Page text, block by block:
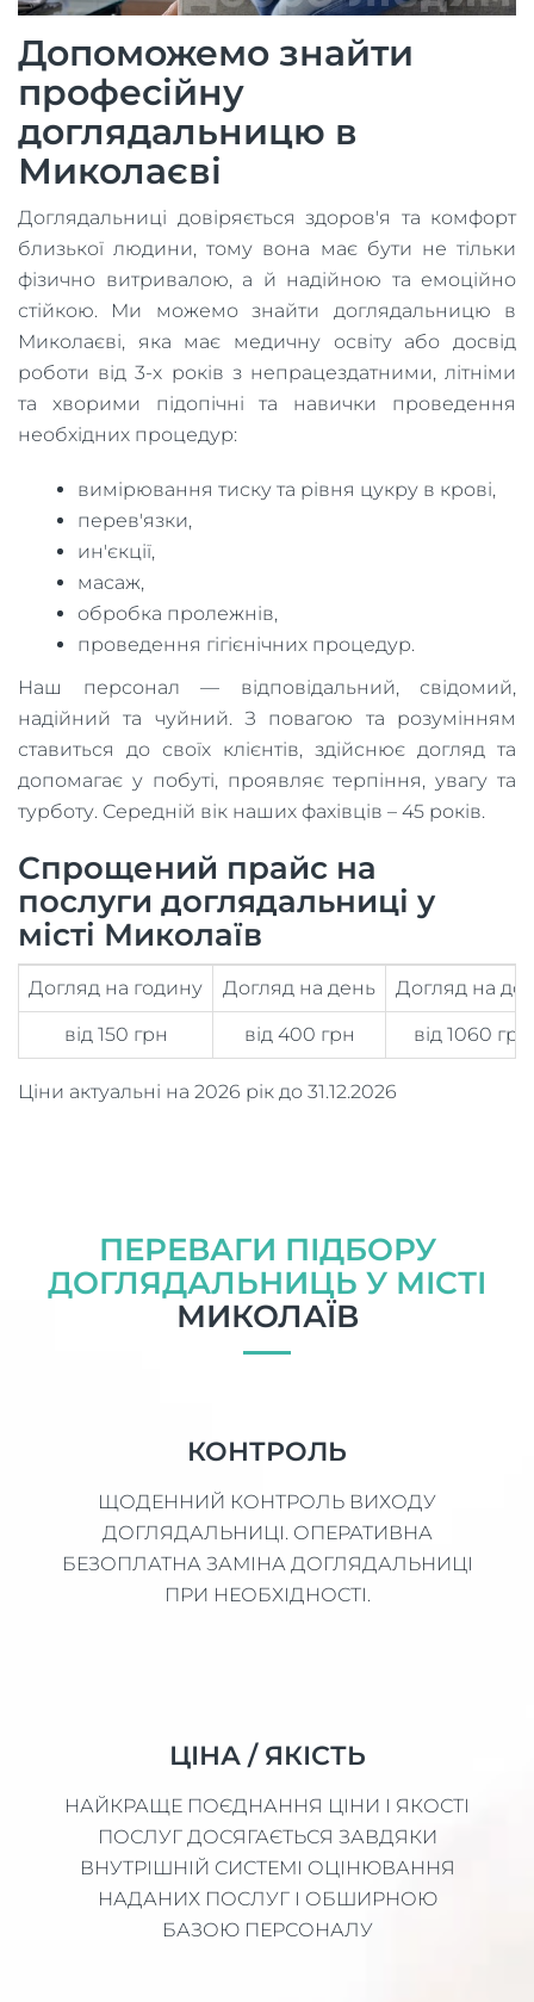
Допоможемо знайти
професійну
доглядальницю в
Миколаєві
Доглядальниці довіряється здоров'я та комфорт
близької людини, тому вона має бути не тільки
фізично витривалою, а й надійною та емоційно
стійкою. Ми можемо знайти доглядальницю в
Миколаєві, яка має медичну освіту або досвід
роботи від 3-х років з непрацездатними, літніми
та хворими підопічні та навички проведення
необхідних процедур:
вимірювання тиску та рівня цукру в крові,
перев'язки,
ин'єкції,
масаж,
обробка пролежнів,
проведення гігієнічних процедур.
Наш персонал — відповідальний, свідомий,
надійний та чуйний. З повагою та розумінням
ставиться до своїх клієнтів, здійснює догляд та
допомагає у побуті, проявляє терпіння, увагу та
турботу. Середній вік наших фахівців – 45 років.
Спрощений прайс на
послуги доглядальниці у
місті Миколаїв
Догляд на годину Догляд на день Догляд на
від 150 грн від 400 грн від 1060 грн
Ціни актуальні на 2026 рік до 31.12.2026
ПЕРЕВАГИ ПІДБОРУ
ДОГЛЯДАЛЬНИЦЬ У МІСТІ
МИКОЛАЇВ
КОНТРОЛЬ
ЩОДЕННИЙ КОНТРОЛЬ ВИХОДУ
ДОГЛЯДАЛЬНИЦІ. ОПЕРАТИВНА
БЕЗОПЛАТНА ЗАМІНА ДОГЛЯДАЛЬНИЦІ
ПРИ НЕОБХІДНОСТІ.
ЦІНА / ЯКІСТЬ
НАЙКРАЩЕ ПОЄДНАННЯ ЦІНИ І ЯКОСТІ
ПОСЛУГ ДОСЯГАЄТЬСЯ ЗАВДЯКИ
ВНУТРІШНІЙ СИСТЕМІ ОЦІНЮВАННЯ
НАДАНИХ ПОСЛУГ І ОБШИРНОЮ
БАЗОЮ ПЕРСОНАЛУ